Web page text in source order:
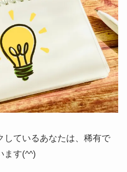
しているあなたは、稀有で
ます(^^)